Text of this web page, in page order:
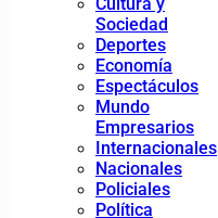
Sociedad
Deportes
Economía
Espectáculos
Mundo
Empresarios
Internacionales
Nacionales
Policiales
Política